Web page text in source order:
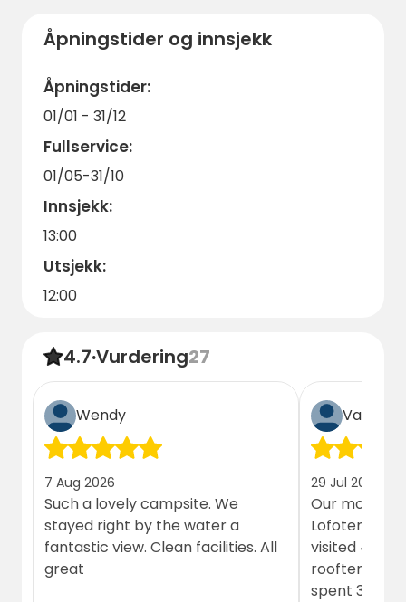
nærområdet.
spisesteder, hjelper personalet deg gjerne –
her får du en personlig og minneverdig
campingopplevelse i hjertet av nordnorsk
natur.
Åpningstider og innsjekk
Åpningstider:
01/01 - 31/12
Fullservice:
01/05-31/10
Innsjekk:
13:00
Utsjekk:
12:00
4.7·Vurdering27
Wendy
7 Aug 2026
Such a lovely campsite. We
stayed right by the water a
fantastic view. Clean facilities. All
great
Vanessa
29 Jul 2026
Our most
Lofoten and
visited 4
rooftent,
spent 3